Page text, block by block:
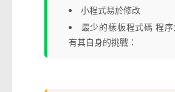
小程式易於修改
最少的樣板程式碼 程
有其自身的挑戰：